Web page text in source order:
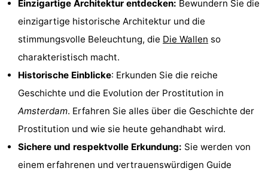
Denkmäler
Kirchen
Aussichtspunkte
Attraktionen
Rundfahrten
Experiences
Dörfer
Einzigartige Architektur entdecken: Bewundern Sie die
einzigartige historische Architektur und die
stimmungsvolle Beleuchtung, die Die Wallen so
charakteristisch macht.
Historische Einblicke: Erkunden Sie die reiche
Geschichte und die Evolution der Prostitution in
Amsterdam. Erfahren Sie alles über die Geschichte der
Prostitution und wie sie heute gehandhabt wird.
Sichere und respektvolle Erkundung: Sie werden von
einem erfahrenen und vertrauenswürdigen Guide